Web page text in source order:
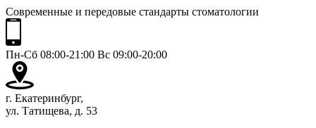
Современные и передовые стандарты стоматологии
Пн-Сб 08:00-21:00 Вс 09:00-20:00
г. Екатеринбург,
ул. Татищева, д. 53